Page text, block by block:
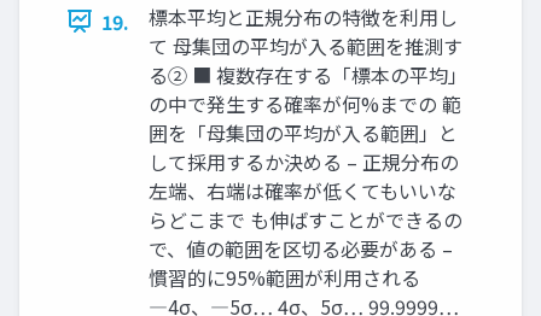
19.
標本平均と正規分布の特徴を利用し
て 母集団の平均が入る範囲を推測す
る➁ ■ 複数存在する「標本の平均」
の中で発生する確率が何%までの 範
囲を「母集団の平均が入る範囲」と
して採用するか決める – 正規分布の
左端、右端は確率が低くてもいいな
らどこまで も伸ばすことができるの
で、値の範囲を区切る必要がある –
慣習的に95%範囲が利用される
―4σ、―5σ… 4σ、5σ… 99.9999…